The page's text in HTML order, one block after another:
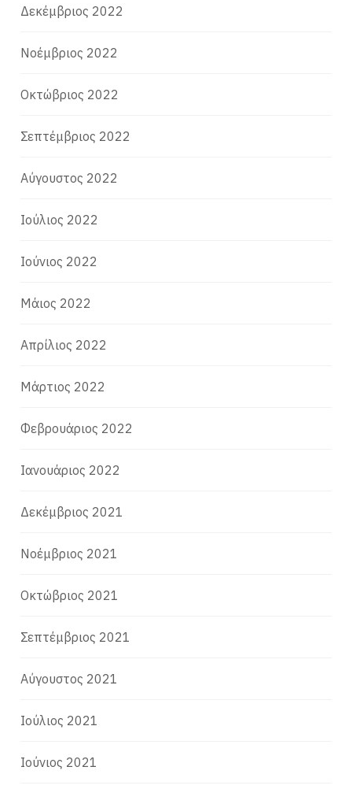
Δεκέμβριος 2022
Νοέμβριος 2022
Οκτώβριος 2022
Σεπτέμβριος 2022
Αύγουστος 2022
Ιούλιος 2022
Ιούνιος 2022
Μάιος 2022
Απρίλιος 2022
Μάρτιος 2022
Φεβρουάριος 2022
Ιανουάριος 2022
Δεκέμβριος 2021
Νοέμβριος 2021
Οκτώβριος 2021
Σεπτέμβριος 2021
Αύγουστος 2021
Ιούλιος 2021
Ιούνιος 2021